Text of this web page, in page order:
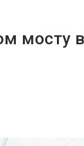
мосту